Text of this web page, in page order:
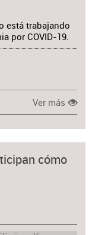
está trabajando
por COVID-19.
Ver más
cómo